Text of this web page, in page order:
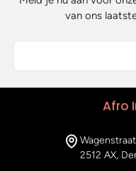
van ons
Afro
2512 AX,